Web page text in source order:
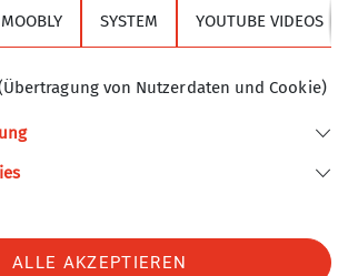
Anreise.
auch wenn die BRB am
doch reichlich Verspätung
Aber wenn man gemütlich im
das verschmerzbar.
wir überschritten und sind jeweils
MOOBLY SYSTEM YOUTUBE VIDEOS
von Nutzerdaten und Cookie)
ALLE AKZEPTIEREN